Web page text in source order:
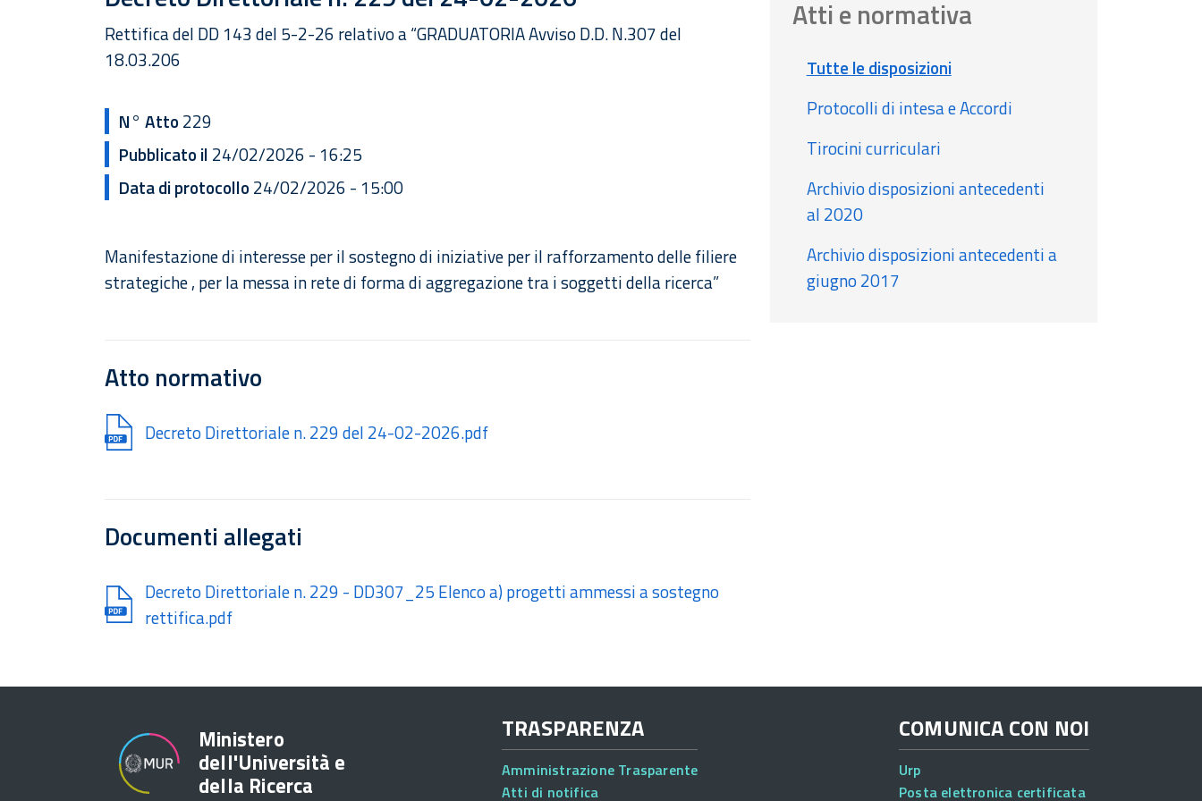
Rettifica del DD 143 del 5-2-26 relativo a “GRADUATORIA Avviso D.D. N.307 del
18.03.206
N° Atto 229
Pubblicato il 24/02/2026 - 16:25
Data di protocollo 24/02/2026 - 15:00
Manifestazione di interesse per il sostegno di iniziative per il rafforzamento delle filiere
strategiche , per la messa in rete di forma di aggregazione tra i soggetti della ricerca”
Atto normativo
Document
Decreto Direttoriale n. 229 del 24-02-2026.pdf
Documenti allegati
Document
Decreto Direttoriale n. 229 - DD307_25 Elenco a) progetti ammessi a sostegno
rettifica.pdf
Atti e normativa
Tutte le disposizioni
Protocolli di intesa e Accordi
Tirocini curriculari
Archivio disposizioni antecedenti
al 2020
Archivio disposizioni antecedenti a
giugno 2017
Ministero
dell'Università e
della Ricerca
TRASPARENZA
Amministrazione Trasparente
Atti di notifica
COMUNICA CON NOI
Urp
Posta elettronica certificata